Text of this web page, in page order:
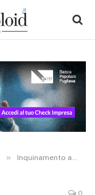
» Inquinamento ambientale, Ruta incontra il ministro Galletti
0